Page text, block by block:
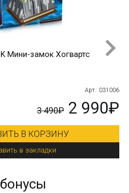
Мини-замок Хогвартс
Арт.: 031006
3 490₽ 2 990₽
В КОРЗИНУ
в закладки